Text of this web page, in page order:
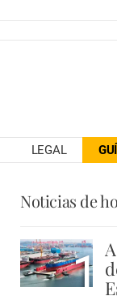
LEGAL
Noticias de
1